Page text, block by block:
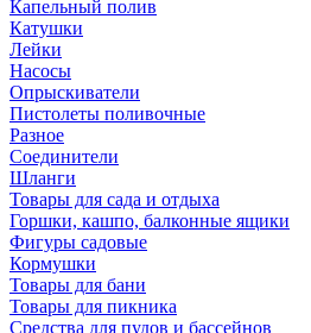
Капельный полив
Катушки
Лейки
Насосы
Опрыскиватели
Пистолеты поливочные
Разное
Соединители
Шланги
Товары для сада и отдыха
Горшки, кашпо, балконные ящики
Фигуры садовые
Кормушки
Товары для бани
Товары для пикника
Средства для пудов и бассейнов